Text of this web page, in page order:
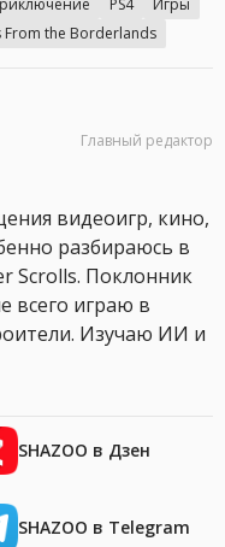
PS4
Игры
From the Borderlands
Главный редактор
видеоигр, кино,
разбираюсь в
Scrolls. Поклонник
всего играю в
Изучаю ИИ и
SHAZOO в Дзен
SHAZOO в Telegram